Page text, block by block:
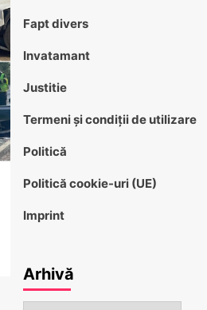
Fapt divers
Invatamant
Justitie
Termeni și condiții de utilizare
Politică
Politică cookie-uri (UE)
Imprint
Arhivă